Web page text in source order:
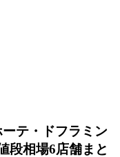
ーテ・ドフラミン
段相場6店舗まと